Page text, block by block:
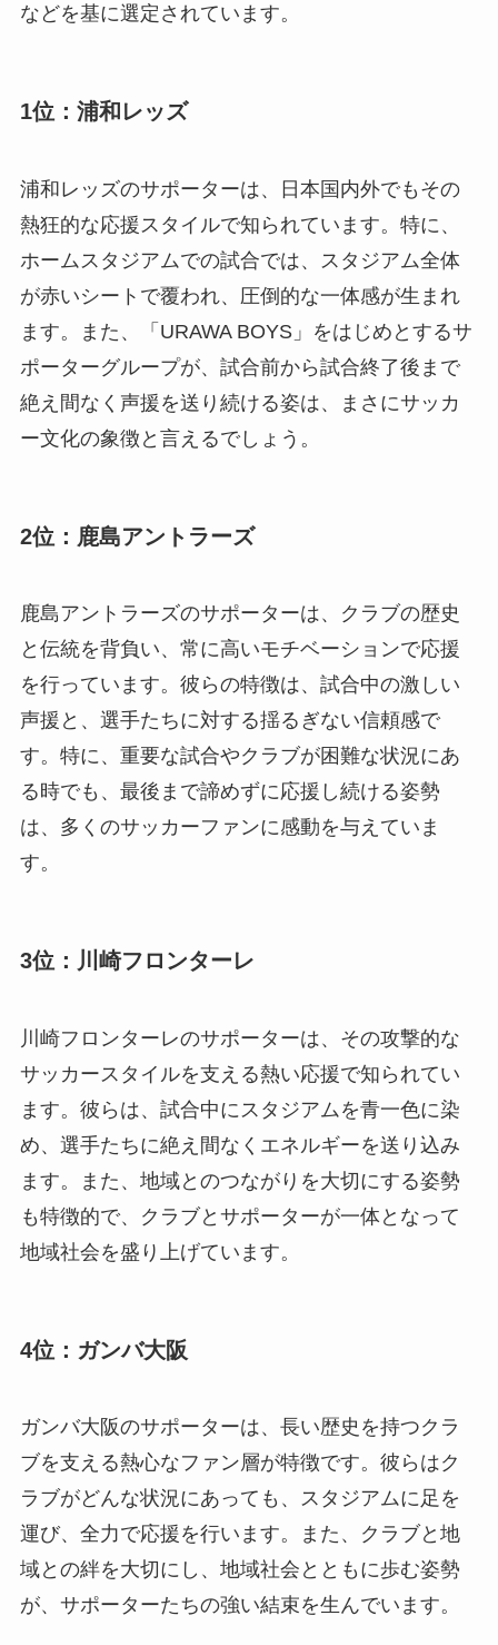
などを基に選定されています。
1位：浦和レッズ
浦和レッズのサポーターは、日本国内外でもその
熱狂的な応援スタイルで知られています。特に、
ホームスタジアムでの試合では、スタジアム全体
が赤いシートで覆われ、圧倒的な一体感が生まれ
ます。また、「URAWA BOYS」をはじめとするサ
ポーターグループが、試合前から試合終了後まで
絶え間なく声援を送り続ける姿は、まさにサッカ
ー文化の象徴と言えるでしょう。
2位：鹿島アントラーズ
鹿島アントラーズのサポーターは、クラブの歴史
と伝統を背負い、常に高いモチベーションで応援
を行っています。彼らの特徴は、試合中の激しい
声援と、選手たちに対する揺るぎない信頼感で
す。特に、重要な試合やクラブが困難な状況にあ
る時でも、最後まで諦めずに応援し続ける姿勢
は、多くのサッカーファンに感動を与えていま
す。
3位：川崎フロンターレ
川崎フロンターレのサポーターは、その攻撃的な
サッカースタイルを支える熱い応援で知られてい
ます。彼らは、試合中にスタジアムを青一色に染
め、選手たちに絶え間なくエネルギーを送り込み
ます。また、地域とのつながりを大切にする姿勢
も特徴的で、クラブとサポーターが一体となって
地域社会を盛り上げています。
4位：ガンバ大阪
ガンバ大阪のサポーターは、長い歴史を持つクラ
ブを支える熱心なファン層が特徴です。彼らはク
ラブがどんな状況にあっても、スタジアムに足を
運び、全力で応援を行います。また、クラブと地
域との絆を大切にし、地域社会とともに歩む姿勢
が、サポーターたちの強い結束を生んでいます。